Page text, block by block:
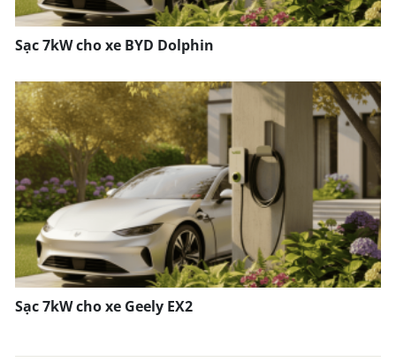
Sạc 7kW cho xe BYD Dolphin
Sạc 7kW cho xe Geely EX2